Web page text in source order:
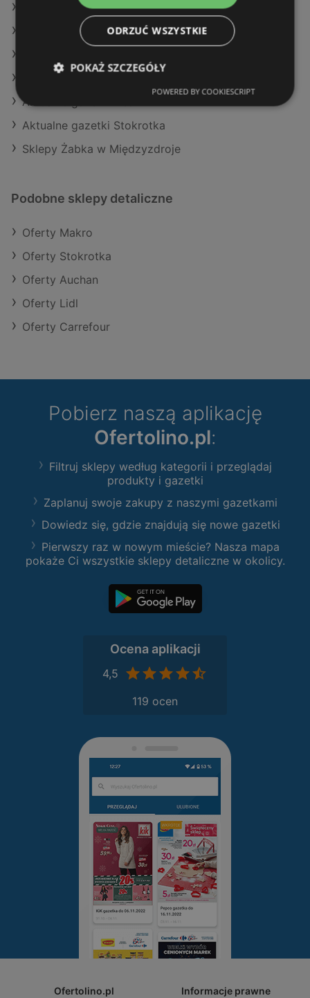
Oferty Selgros
Aktualne gazetki Makro
Aktualne gazetki Dealz
Aktualne gazetki Stokrotka
Sklepy Żabka w Międzyzdroje
Podobne sklepy detaliczne
Oferty Makro
Oferty Stokrotka
Oferty Auchan
Oferty Lidl
Oferty Carrefour
Pobierz naszą aplikację
Ofertolino.pl:
Filtruj sklepy według kategorii i przeglądaj
produkty i gazetki
Zaplanuj swoje zakupy z naszymi gazetkami
Dowiedz się, gdzie znajdują się nowe gazetki
Pierwszy raz w nowym mieście? Nasza mapa
pokaże Ci wszystkie sklepy detaliczne w okolicy.
Ocena aplikacji
4,5
119 ocen
Ofertolino.pl Informacje prawne
ODRZUĆ WSZYSTKIE
POKAŻ SZCZEGÓŁY
POWERED BY COOKIESCRIPT